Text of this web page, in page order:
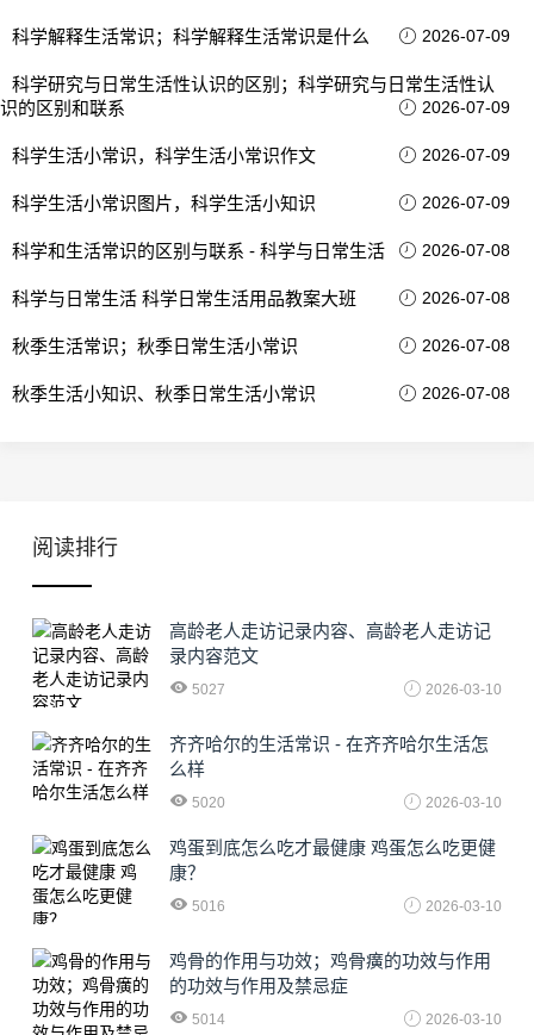
科学解释生活常识；科学解释生活常识是什么 2026-07-09
科学研究与日常生活性认识的区别；科学研究与日常生活性认
识的区别和联系
2026-07-09
科学生活小常识，科学生活小常识作文 2026-07-09
科学生活小常识图片，科学生活小知识 2026-07-09
科学和生活常识的区别与联系 - 科学与日常生活 2026-07-08
科学与日常生活 科学日常生活用品教案大班 2026-07-08
秋季生活常识；秋季日常生活小常识 2026-07-08
秋季生活小知识、秋季日常生活小常识 2026-07-08
阅读排行
高龄老人走访记录内容、高龄老人走访记
录内容范文
5027 2026-03-10
齐齐哈尔的生活常识 - 在齐齐哈尔生活怎
么样
5020 2026-03-10
鸡蛋到底怎么吃才最健康 鸡蛋怎么吃更健
康？
5016 2026-03-10
鸡骨的作用与功效；鸡骨癀的功效与作用
的功效与作用及禁忌症
5014 2026-03-10